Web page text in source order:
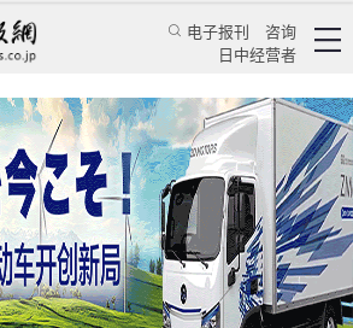
电子报刊
咨询
日中经营者
】浅原六朗的童谣《扫晴